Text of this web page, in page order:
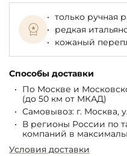
только ручная
редкая
кожаный
Способы доставки
По Москве и
(до 50 км от МКАД)
Самовывоз: г. Москва,
В регионы России по
компаний в
Условия доставки